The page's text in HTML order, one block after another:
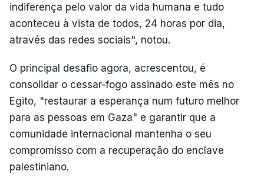
indiferença pelo valor da vida humana e tudo
aconteceu à vista de todos, 24 horas por dia,
através das redes sociais", notou.
O principal desafio agora, acrescentou, é
consolidar o cessar-fogo assinado este mês no
Egito, "restaurar a esperança num futuro melhor
para as pessoas em Gaza" e garantir que a
comunidade internacional mantenha o seu
compromisso com a recuperação do enclave
palestiniano.